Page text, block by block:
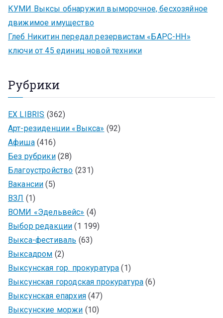
КУМИ Выксы обнаружил выморочное, бесхозяйное
движимое имущество
Глеб Никитин передал резервистам «БАРС-НН»
ключи от 45 единиц новой техники
Рубрики
EX LIBRIS (362)
Арт-резиденции «Выкса» (92)
Афиша(416)
Без рубрики(28)
Благоустройство (231)
Вакансии (5)
ВЗЛ (1)
ВОМИ «Эдельвейс» (4)
Выбор редакции (1 199)
Выкса-фестиваль (63)
Выксадром (2)
Выксунская гор. прокуратура (1)
Выксунская городская прокуратура (6)
Выксунская епархия(47)
Выксунские моржи (10)